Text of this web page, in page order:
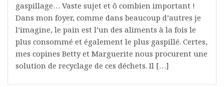
gaspillage… Vaste sujet et ô combien important !
Dans mon foyer, comme dans beaucoup d’autres je
l’imagine, le pain est l’un des aliments à la fois le
plus consommé et également le plus gaspillé. Certes,
mes copines Betty et Marguerite nous procurent une
solution de recyclage de ces déchets. Il […]